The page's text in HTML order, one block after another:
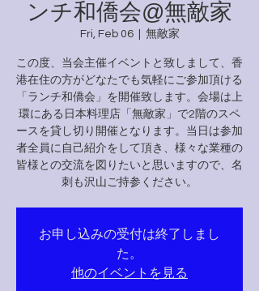
ンチ和僑会@無敵家
Fri, Feb 06
  |
無敵家
この度、当会主催イベントと致しまして、香
港在住の方がどなたでも気軽にご参加頂ける
「ランチ和僑会」を開催致します。会場は上
環にある日本料理店「無敵家」で2階のスペ
ースを貸し切り開催となります。当日は参加
者全員に自己紹介をして頂き、様々な業種の
皆様との交流を図りたいと思いますので、名
刺も沢山ご持参ください。
お申し込みの受付は終了しまし
た。
他のイベントを見る